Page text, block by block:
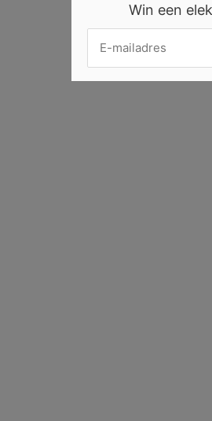
Win een